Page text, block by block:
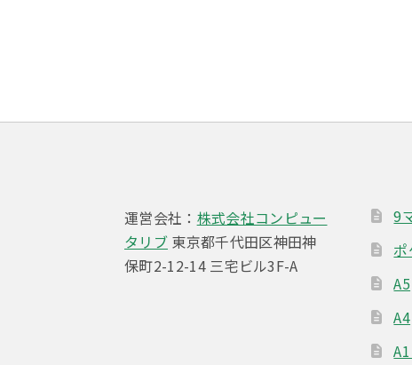
ゲ
ョ
ン
運営会社： 株式会社コンピュー
タリブ東京都千代田区神田神
保町2-12-14 三宅ビル3F-A
9
ポ
A5
A4